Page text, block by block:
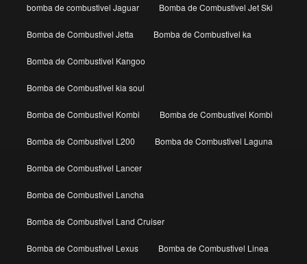
bomba de combustivel Jaguar Bomba de Combustivel Jet Ski
Bomba de Combustivel Jetta Bomba de Combustivel ka
Bomba de Combustivel Kangoo
Bomba de Combustivel kia soul
Bomba de Combustivel Kombi Bomba de Combustivel Kombi
Bomba de Combustivel L200 Bomba de Combustivel Laguna
Bomba de Combustivel Lancer
Bomba de Combustivel Lancha
Bomba de Combustivel Land Cruiser
Bomba de Combustivel Lexus Bomba de Combustivel Linea